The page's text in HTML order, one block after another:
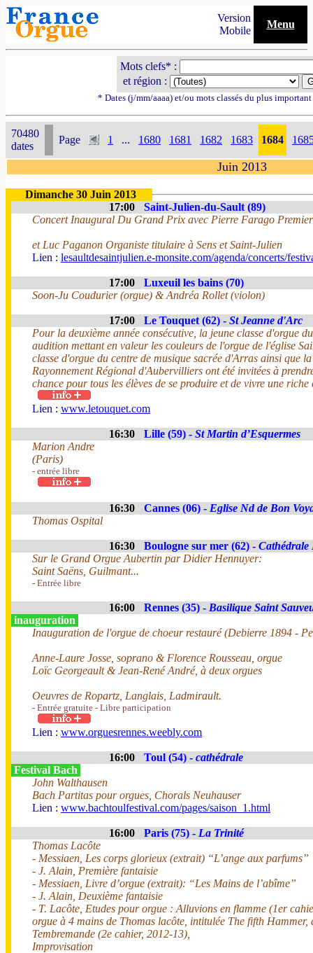
Version
Mobile
Menu
Mots clefs* :
et région :
* Dates (j/mm/aaaa) et/ou mots classés du plus
70480
dates
Page 1 ... 1680 1681 1682 1683 1684
Juin 2013
Dimanche 30 Juin 2013
17:00
Saint-Julien-du-Sault (89)
Concert Inaugural Du Grand Prix avec Pierre Farago
et Luc Paganon Organiste titulaire à Sens et Saint-Julien
Lien : lesaultdesaintjulien.e-monsite.com/agenda/concerts/
17:00
Luxeuil les bains (70)
Soon-Ju Coudurier (orgue) & Andréa Rollet (violon)
17:00 Le Touquet (62) - St Jeanne d'Arc
Pour la deuxième année consécutive, la jeune classe d'orgue
audition mettant en valeur les couleurs de l'orgue de l'église
classe d'orgue du centre de musique sacrée d'Arras ainsi que
Rayonnement Régional d'Aubervilliers ont été invitées à
chance pour tous les élèves de se produire et de vivre une riche
Lien : www.letouquet.com
16:30 Lille (59) - St Martin d’Esquermes
Marion Andre
(Paris)
- entrée libre
16:30 Cannes (06) - Eglise Nd de Bon
Thomas Ospital
16:30 Boulogne sur mer (62) - Cathédrale
Sur le Grand Orgue Aubertin par Didier Hennuyer:
Saint Saëns, Guilmant...
- Entrée libre
16:00 Rennes (35) - Basilique Saint
inauguration
Inauguration de l'orgue de choeur restauré (Debierre 1894 -
Anne-Laure Josse, soprano & Florence Rousseau, orgue
Loïc Georgeault & Jean-René André, à deux orgues
Oeuvres de Ropartz, Langlais, Ladmirault.
- Entrée gratuite - Libre participation
Lien : www.orguesrennes.weebly.com
16:00 Toul (54) - cathédrale
Festival Bach
John Walthausen
Bach Partitas pour orgues, Chorals Neuhauser
Lien : www.bachtoulfestival.com/pages/saison_1.html
16:00 Paris (75) - La Trinité
Thomas Lacôte
- Messiaen, Les corps glorieux (extrait) “L’ange aux parfums”
- J. Alain, Première fantaisie
- Messiaen, Livre d’orgue (extrait): “Les Mains de l’abîme”
- J. Alain, Deuxième fantaisie
- T. Lacôte, Etudes pour orgue : Alluvions en flamme (1er
orgue à 4 mains de Thomas lacôte, intitulée The fifth
Tembremande (2e cahier, 2012-13),
Improvisation